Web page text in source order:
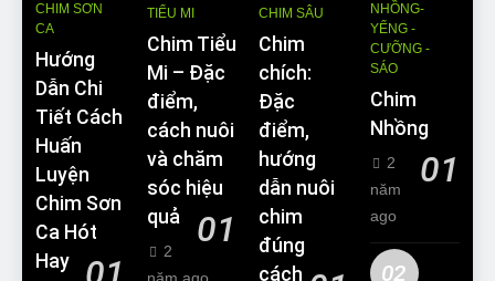
CHIM SƠN
CA
Hướng
Dẫn Chi
Tiết Cách
Huấn
Luyện
Chim Sơn
Ca Hót
Hay
TIỂU MI
Chim Tiểu
Mi – Đặc
điểm,
cách nuôi
và chăm
sóc hiệu
quả
01
2
CHIM SÂU
Chim
chích:
Đặc
điểm,
hướng
dẫn nuôi
chim
đúng
cách
NHỒNG-
YỂNG -
CƯỠNG -
SÁO
Chim
Nhồng
01
2
năm
ago
02